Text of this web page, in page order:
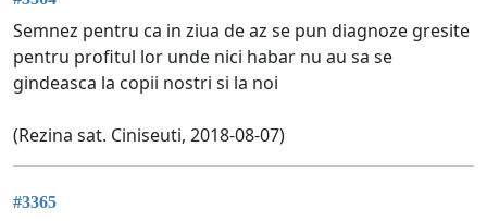
Semnez pentru ca in ziua de az se pun diagnoze gresite
pentru profitul lor unde nici habar nu au sa se
gindeasca la copii nostri si la noi
(Rezina sat. Ciniseuti, 2018-08-07)
#3365